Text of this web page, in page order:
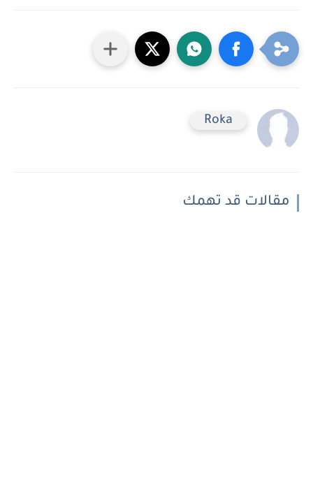
Roka
مقالات قد تهمك